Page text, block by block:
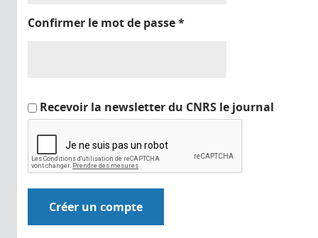
Confirmer le mot de passe*
Recevoir la newsletter du CNRS le journal